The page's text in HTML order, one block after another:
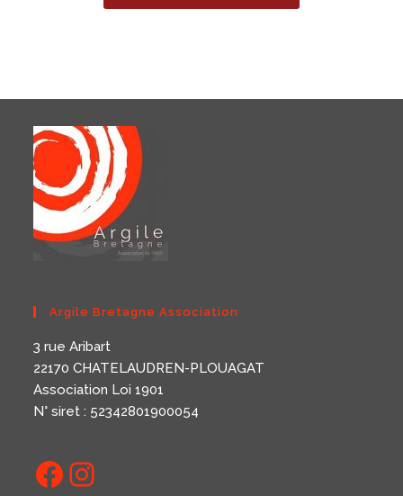
Argile Bretagne Association
3 rue Aribart
22170 CHATELAUDREN-PLOUAGAT
Association Loi 1901
N° siret : 52342801900054